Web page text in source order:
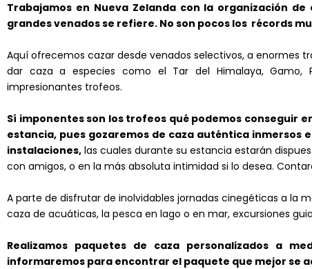
Trabajamos en Nueva Zelanda con la organización
grandes venados se refiere. No son pocos los récords
Aquí ofrecemos cazar desde venados selectivos, a enormes
dar caza a especies como el Tar del Himalaya, Gamo,
impresionantes trofeos.
Sí imponentes son los trofeos qué podemos conseguir
estancia, pues gozaremos de caza auténtica inmersos
instalaciones, las cuales durante su estancia estarán
con amigos, o en la más absoluta intimidad si lo desea.
A parte de disfrutar de inolvidables jornadas cinegéticas a la
caza de acuáticas, la pesca en lago o en mar, excursiones
Realizamos paquetes de caza personalizados a
informaremos para encontrar el paquete que mejor se